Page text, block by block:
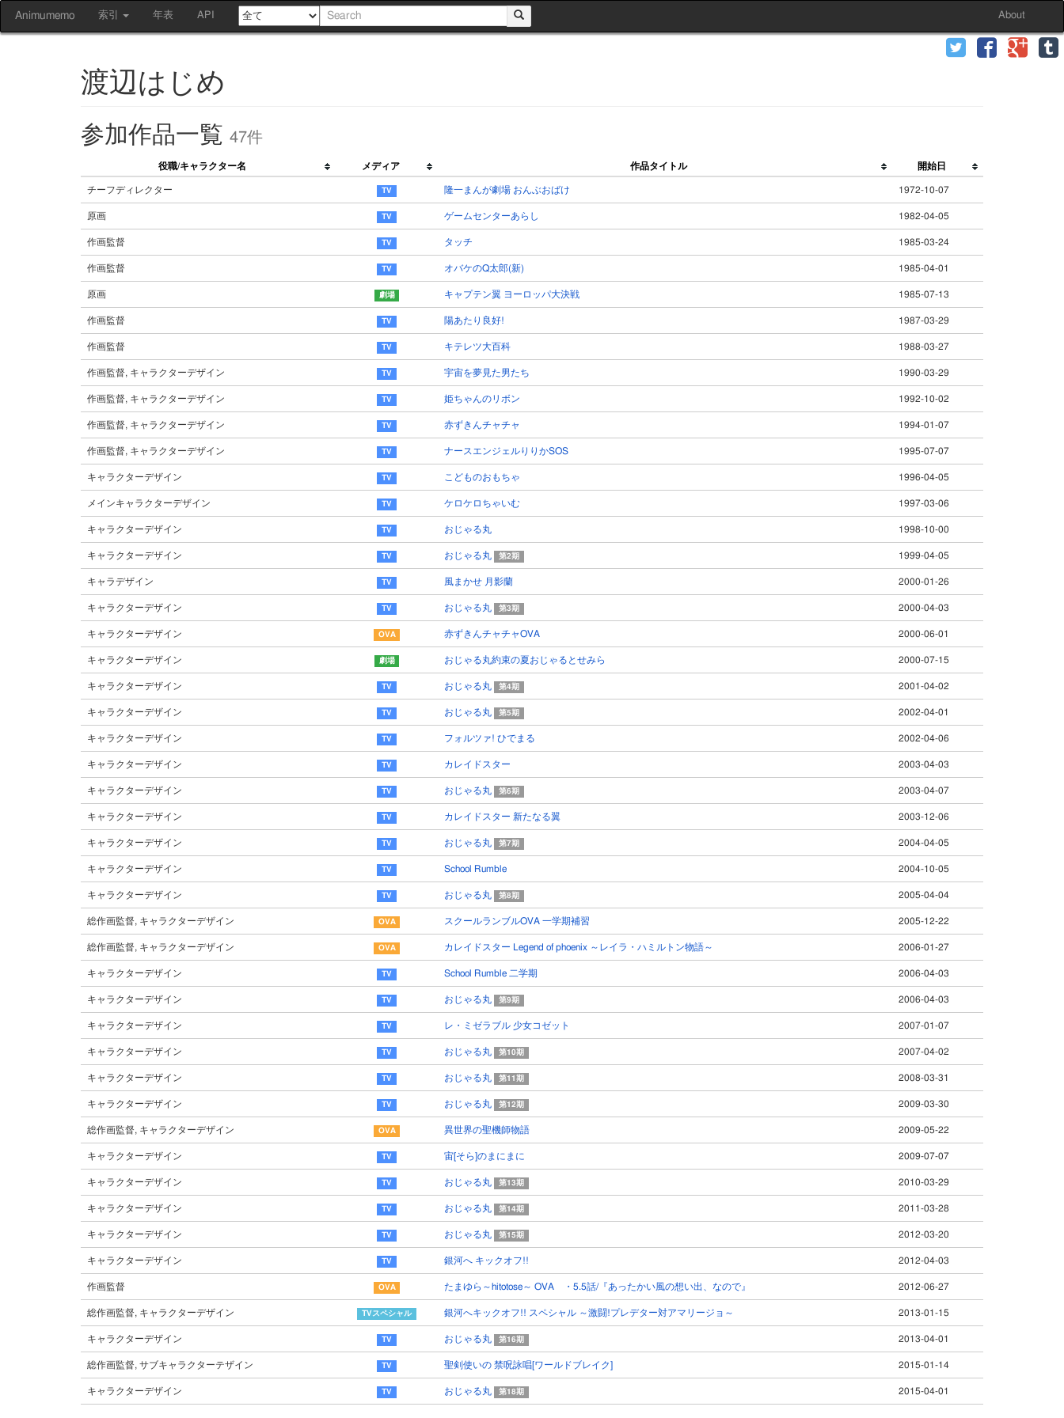
Animumemo 索引 年表 API About
渡辺はじめ
参加作品一覧 47件
役職/キャラクター名 メディア 作品タイトル 開始日
チーフディレクター 隆一まんが劇場 おんぶおばけ 1972-10-07
原画 ゲームセンターあらし 1982-04-05
作画監督 タッチ 1985-03-24
作画監督 オバケのQ太郎(新) 1985-04-01
原画 キャプテン翼 ヨーロッパ大決戦 1985-07-13
作画監督 陽あたり良好! 1987-03-29
作画監督 キテレツ大百科 1988-03-27
作画監督, キャラクターデザイン 宇宙を夢見た男たち 1990-03-29
作画監督, キャラクターデザイン 姫ちゃんのリボン 1992-10-02
作画監督, キャラクターデザイン 赤ずきんチャチャ 1994-01-07
作画監督, キャラクターデザイン ナースエンジェルりりかSOS 1995-07-07
キャラクターデザイン こどものおもちゃ 1996-04-05
メインキャラクターデザイン ケロケロちゃいむ 1997-03-06
キャラクターデザイン おじゃる丸 1998-10-00
キャラクターデザイン おじゃる丸 第2期 1999-04-05
キャラデザイン 風まかせ 月影蘭 2000-01-26
キャラクターデザイン おじゃる丸 第3期 2000-04-03
キャラクターデザイン 赤ずきんチャチャOVA 2000-06-01
キャラクターデザイン おじゃる丸約束の夏おじゃるとせみら 2000-07-15
キャラクターデザイン おじゃる丸 第4期 2001-04-02
キャラクターデザイン おじゃる丸 第5期 2002-04-01
キャラクターデザイン フォルツァ! ひでまる 2002-04-06
キャラクターデザイン カレイドスター 2003-04-03
キャラクターデザイン おじゃる丸 第6期 2003-04-07
キャラクターデザイン カレイドスター 新たなる翼 2003-12-06
キャラクターデザイン おじゃる丸 第7期 2004-04-05
キャラクターデザイン School Rumble 2004-10-05
キャラクターデザイン おじゃる丸 第8期 2005-04-04
総作画監督, キャラクターデザイン スクールランブルOVA 一学期補習 2005-12-22
総作画監督, キャラクターデザイン カレイドスター Legend of phoenix ～レイラ・ハミルトン物語～ 2006-01-27
キャラクターデザイン School Rumble 二学期 2006-04-03
キャラクターデザイン おじゃる丸 第9期 2006-04-03
キャラクターデザイン レ・ミゼラブル 少女コゼット 2007-01-07
キャラクターデザイン おじゃる丸 第10期 2007-04-02
キャラクターデザイン おじゃる丸 第11期 2008-03-31
キャラクターデザイン おじゃる丸 第12期 2009-03-30
総作画監督, キャラクターデザイン 異世界の聖機師物語 2009-05-22
キャラクターデザイン 宙[そら]のまにまに 2009-07-07
キャラクターデザイン おじゃる丸 第13期 2010-03-29
キャラクターデザイン おじゃる丸 第14期 2011-03-28
キャラクターデザイン おじゃる丸 第15期 2012-03-20
キャラクターデザイン 銀河へ キックオフ!! 2012-04-03
作画監督 たまゆら～hitotose～ OVA ・5.5話/『あったかい風の想い出、なので』 2012-06-27
総作画監督, キャラクターデザイン 銀河へキックオフ!! スペシャル ～激闘!プレデター対アマリージョ～ 2013-01-15
キャラクターデザイン おじゃる丸 第16期 2013-04-01
総作画監督, サブキャラクターテザイン 聖剣使いの 禁呪詠唱[ワールドブレイク] 2015-01-14
キャラクターデザイン おじゃる丸 第18期 2015-04-01